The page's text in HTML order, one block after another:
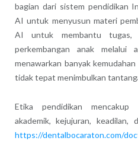
bagian dari sistem pendidikan
AI untuk menyusun materi
AI untuk membantu tugas,
perkembangan anak melalui
menawarkan banyak
tidak tepat menimbulkan
Etika pendidikan
akademik, kejujuran, keadilan,
https://dentalbocaraton.com/